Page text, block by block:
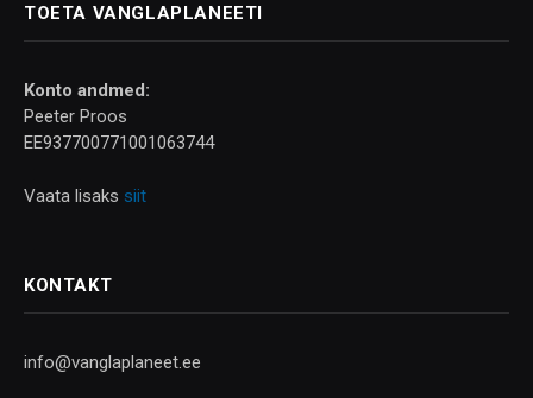
TOETA VANGLAPLANEETI
Konto andmed:
Peeter Proos
EE937700771001063744
Vaata lisaks siit
KONTAKT
info@vanglaplaneet.ee